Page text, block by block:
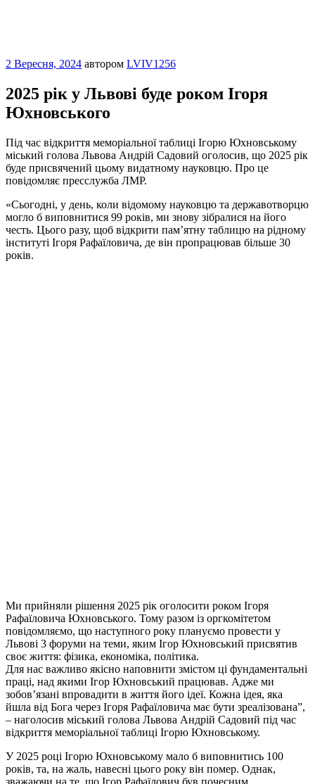
Опубліковано
2 Вересня, 2024 автором LVIV1256
2025 рік у Львові буде роком Ігоря
Юхновського
Під час відкриття меморіальної таблиці Ігорю Юхновському
міський голова Львова Андрій Садовий оголосив, що 2025 рік
буде присвячений цьому видатному науковцю. Про це
повідомляє пресслужба ЛМР.
«Сьогодні, у день, коли відомому науковцю та державотворцю
могло б виповнитися 99 років, ми знову зібралися на його
честь. Цього разу, щоб відкрити пам’ятну таблицю на рідному
інституті Ігоря Рафаїловича, де він пропрацював більше 30
років.
Ми прийняли рішення 2025 рік оголосити роком Ігоря
Рафаїловича Юхновського. Тому разом із оргкомітетом
повідомляємо, що наступного року плануємо провести у
Львові 3 форуми на теми, яким Ігор Юхновський присвятив
своє життя: фізика, економіка, політика.
Для нас важливо якісно наповнити змістом ці фундаментальні
праці, над якими Ігор Юхновський працював. Адже ми
зобов’язані впровадити в життя його ідеї. Кожна ідея, яка
йшла від Бога через Ігоря Рафаїловича має бути зреалізована”,
– наголосив міський голова Львова Андрій Садовий під час
відкриття меморіальної таблиці Ігорю Юхновському.
У 2025 році Ігорю Юхновському мало б виповнитись 100
років, та, на жаль, навесні цього року він помер. Однак,
зважаючи на те, що Ігор Рафаїлович був почесним